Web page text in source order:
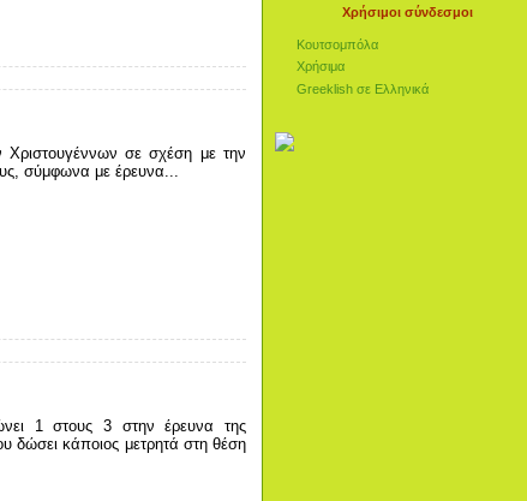
Χριστουγέννων σε σχέση με την
σύμφωνα με έρευνα...
1 στους 3 στην έρευνα της
δώσει κάποιος μετρητά στη θέση
Χρήσιμοι σύνδεσμοι
Κουτσομπόλα
Χρήσιμα
Greeklish σε Ελληνικά